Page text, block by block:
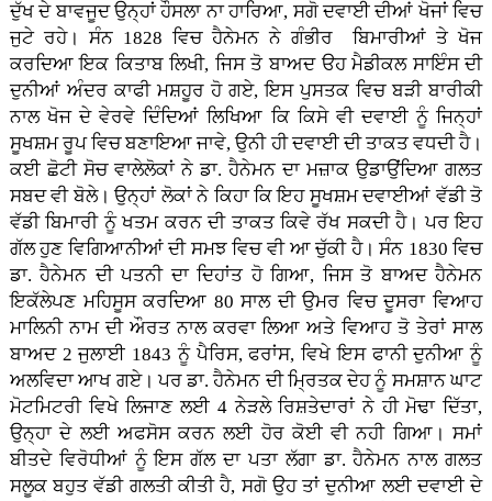
ਦੁੱਖ ਦੇ ਬਾਵਜੂਦ ਉਨ੍ਹਾਂ ਹੌਸਲਾ ਨਾ ਹਾਰਿਆ, ਸਗੋ ਦਵਾਈ ਦੀਆਂ ਖੋਜਾਂ ਵਿਚ
ਜੁਟੇ ਰਹੇ। ਸੰਨ 1828 ਵਿਚ ਹੈਨੇਮਨ ਨੇ ਗੰਭੀਰ ਬਿਮਾਰੀਆਂ ਤੇ ਖੋਜ
ਕਰਦਿਆ ਇਕ ਕਿਤਾਬ ਲਿਖੀ, ਜਿਸ ਤੋ ਬਾਅਦ ੳਹ ਮੈਡੀਕਲ ਸਾਇੰਸ ਦੀ
ਦੁਨੀਆਂ ਅੰਦਰ ਕਾਫੀ ਮਸ਼ਹੂਰ ਹੋ ਗਏ, ਇਸ ਪੁਸਤਕ ਵਿਚ ਬੜੀ ਬਾਰੀਕੀ
ਨਾਲ ਖੋਜ ਦੇ ਵੇਰਵੇ ਦਿੰਦਿਆਂ ਲਿਖਿਆ ਕਿ ਕਿਸੇ ਵੀ ਦਵਾਈ ਨੂੰ ਜਿਨ੍ਹਾਂ
ਸੂਖਸ਼ਮ ਰੂਪ ਵਿਚ ਬਣਾਇਆ ਜਾਵੇ, ਉਨੀ ਹੀ ਦਵਾਈ ਦੀ ਤਾਕਤ ਵਧਦੀ ਹੈ।
ਕਈ ਛੋਟੀ ਸੋਚ ਵਾਲੇਲੋਕਾਂ ਨੇ ਡਾ. ਹੈਨੇਮਨ ਦਾ ਮਜ਼ਾਕ ਉਡਾਉਂਦਿਆ ਗਲਤ
ਸਬਦ ਵੀ ਬੋਲੇ। ਉਨ੍ਹਾਂ ਲੋਕਾਂ ਨੇ ਕਿਹਾ ਕਿ ਇਹ ਸੂਖਸ਼ਮ ਦਵਾਈਆਂ ਵੱਡੀ ਤੋ
ਵੱਡੀ ਬਿਮਾਰੀ ਨੂੰ ਖਤਮ ਕਰਨ ਦੀ ਤਾਕਤ ਕਿਵੇ ਰੱਖ ਸਕਦੀ ਹੈ। ਪਰ ਇਹ
ਗੱਲ ਹੁਣ ਵਿਗਿਆਨੀਆਂ ਦੀ ਸਮਝ ਵਿਚ ਵੀ ਆ ਚੁੱਕੀ ਹੈ। ਸੰਨ 1830 ਵਿਚ
ਡਾ. ਹੈਨੇਮਨ ਦੀ ਪਤਨੀ ਦਾ ਦਿਹਾਂਤ ਹੋ ਗਿਆ, ਜਿਸ ਤੋ ਬਾਅਦ ਹੈਨੇਮਨ
ਇਕੱਲੇਪਣ ਮਹਿਸੂਸ ਕਰਦਿਆ 80 ਸਾਲ ਦੀ ਉਮਰ ਵਿਚ ਦੂਸਰਾ ਵਿਆਹ
ਮਾਲਿਨੀ ਨਾਮ ਦੀ ਔਰਤ ਨਾਲ ਕਰਵਾ ਲਿਆ ਅਤੇ ਵਿਆਹ ਤੋ ਤੇਰਾਂ ਸਾਲ
ਬਾਅਦ 2 ਜੁਲਾਈ 1843 ਨੂੰ ਪੈਰਿਸ, ਫਰਾਂਸ, ਵਿਖੇ ਇਸ ਫਾਨੀ ਦੁਨੀਆ ਨੂੰ
ਅਲਵਿਦਾ ਆਖ ਗਏ। ਪਰ ਡਾ. ਹੈਨੇਮਨ ਦੀ ਮ੍ਰਿਤਕ ਦੇਹ ਨੂੰ ਸਮਸ਼ਾਨ ਘਾਟ
ਮੋਟਮਿਟਰੀ ਵਿਖੇ ਲਿਜਾਣ ਲਈ 4 ਨੇੜਲੇ ਰਿਸ਼ਤੇਦਾਰਾਂ ਨੇ ਹੀ ਮੋਢਾ ਦਿੱਤਾ,
ਉਨ੍ਹਾ ਦੇ ਲਈ ਅਫਸੋਸ ਕਰਨ ਲਈ ਹੋਰ ਕੋਈ ਵੀ ਨਹੀ ਗਿਆ। ਸਮਾਂ
ਬੀਤਦੇ ਵਿਰੋਧੀਆਂ ਨੂੰ ਇਸ ਗੱਲ ਦਾ ਪਤਾ ਲੱਗਾ ਡਾ. ਹੈਨੇਮਨ ਨਾਲ ਗਲਤ
ਸਲੂਕ ਬਹੁਤ ਵੱਡੀ ਗਲਤੀ ਕੀਤੀ ਹੈ, ਸਗੋ ਉਹ ਤਾਂ ਦੁਨੀਆ ਲਈ ਦਵਾਈ ਦੇ